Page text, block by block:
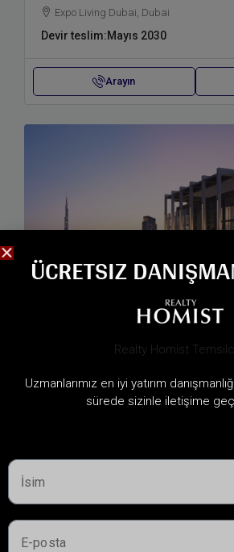
Expo Living Dubai, Dubai
Devir teslim:Mayıs 2030
Arayın
Başlayın fiyat: 3,000,000AED
Devir teslim:
Arayın
ÜCRETSIZ
Uzmanlarımız en iyi yatırım
sürede sizinle iletişime